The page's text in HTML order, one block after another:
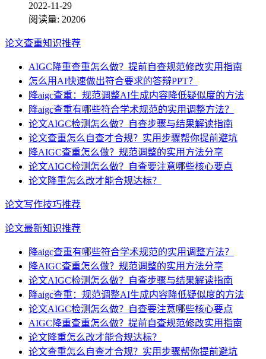
2022-11-29
阅读量: 20206
论文查重知识推荐
AIGC降重查重怎么做？提前自查规范修改实用指南
怎么用AI快速做出符合要求的答辩PPT？
降aigc查重：规范调整AI生成内容降低疑似度的方法
降aigc查重有哪些符合学术规范的实用调整方法？
论文AIGC检测怎么做？自查步骤与结果解读指南
论文查重怎么自查才合规？实用步骤帮你提前避坑
降AIGC查重怎么做？规范调整的实用方法分享
论文AIGC检测怎么做？自查要注意哪些核心要点
论文降重怎么改才能合规达标？
论文写作技巧推荐
论文最新知识推荐
降aigc查重有哪些符合学术规范的实用调整方法？
降AIGC查重怎么做？规范调整的实用方法分享
论文AIGC检测怎么做？自查步骤与结果解读指南
降aigc查重：规范调整AI生成内容降低疑似度的方法
论文AIGC检测怎么做？自查要注意哪些核心要点
AIGC降重查重怎么做？提前自查规范修改实用指南
论文降重怎么改才能合规达标？
论文查重怎么自查才合规？实用步骤帮你提前避坑